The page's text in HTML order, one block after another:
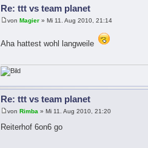
Re: ttt vs team planet
vonMagier » Mi 11. Aug 2010, 21:14
Aha hattest wohl langweile
Re: ttt vs team planet
vonRimba » Mi 11. Aug 2010, 21:20
Reiterhof 6on6 go